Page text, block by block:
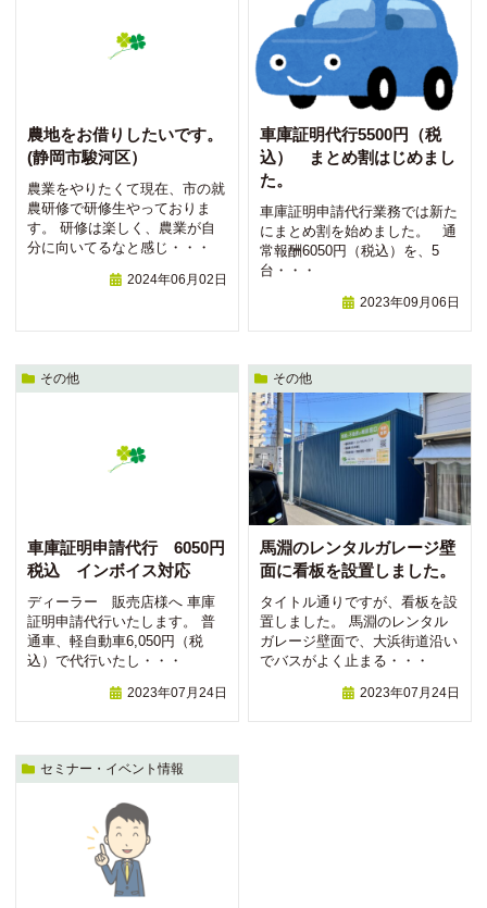
農地をお借りしたいです。
(静岡市駿河区）
農業をやりたくて現在、市の就
農研修で研修生やっておりま
す。 研修は楽しく、農業が自
分に向いてるなと感じ・・・
2024年06月02日
車庫証明代行5500円（税
込） まとめ割はじめまし
た。
車庫証明申請代行業務では新た
にまとめ割を始めました。 通
常報酬6050円（税込）を、5
台・・・
2023年09月06日
その他
車庫証明申請代行 6050円
税込 インボイス対応
ディーラー 販売店様へ 車庫
証明申請代行いたします。 普
通車、軽自動車6,050円（税
込）で代行いたし・・・
2023年07月24日
その他
馬淵のレンタルガレージ壁
面に看板を設置しました。
タイトル通りですが、看板を設
置しました。 馬淵のレンタル
ガレージ壁面で、大浜街道沿い
でバスがよく止まる・・・
2023年07月24日
セミナー・イベント情報